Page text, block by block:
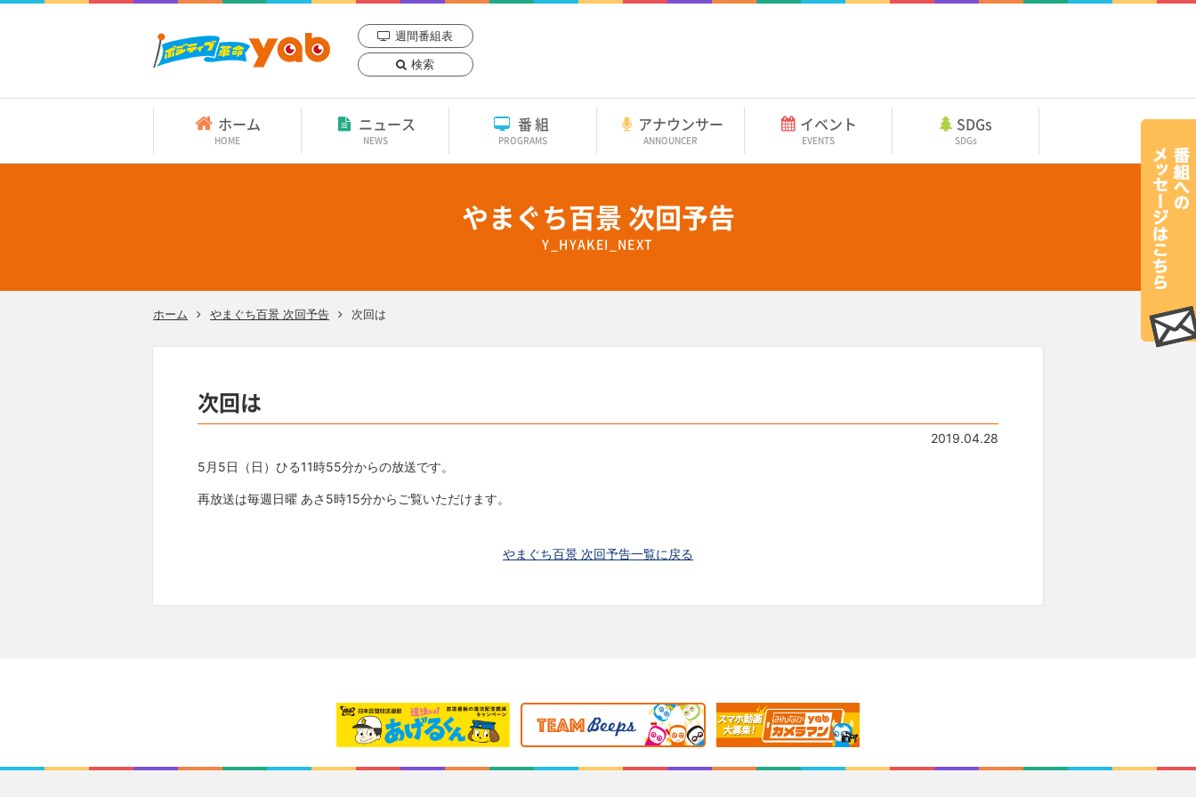
週間番組表
検索
ホーム
HOME
ニュース
NEWS
番組
PROGRAMS
アナウンサー
ANNOUNCER
イベント
EVENTS
SDGs
SDGs
やまぐち百景 次回予告
Y_HYAKEI_NEXT
ホーム やまぐち百景 次回予告 次回は
次回は
2019.04.28
5月5日（日）ひる11時55分からの放送です。
再放送は毎週日曜 あさ5時15分からご覧いただけます。
やまぐち百景 次回予告一覧に戻る